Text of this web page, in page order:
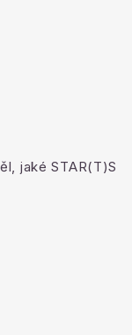
jaké STAR(T)S